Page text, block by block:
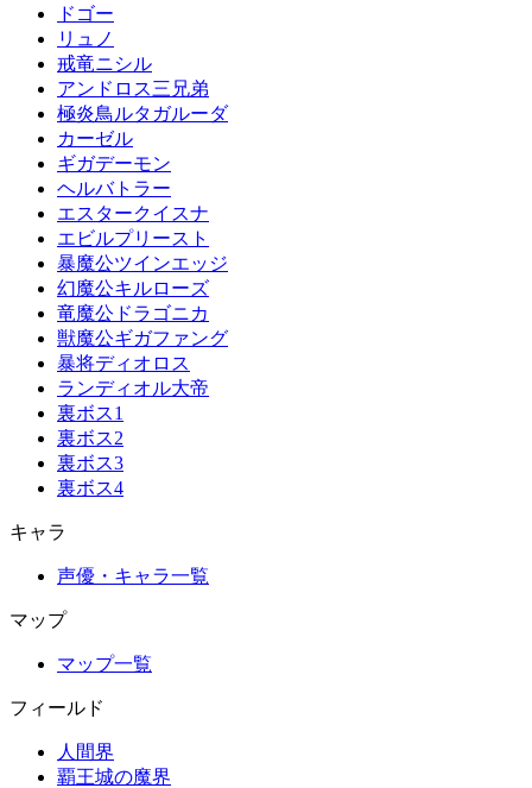
ドゴー
リュノ
戒竜ニシル
アンドロス三兄弟
極炎鳥ルタガルーダ
カーゼル
ギガデーモン
ヘルバトラー
エスタークイスナ
エビルプリースト
暴魔公ツインエッジ
幻魔公キルローズ
竜魔公ドラゴニカ
獣魔公ギガファング
暴将ディオロス
ランディオル大帝
裏ボス1
裏ボス2
裏ボス3
裏ボス4
キャラ
声優・キャラ一覧
マップ
マップ一覧
フィールド
人間界
覇王城の魔界